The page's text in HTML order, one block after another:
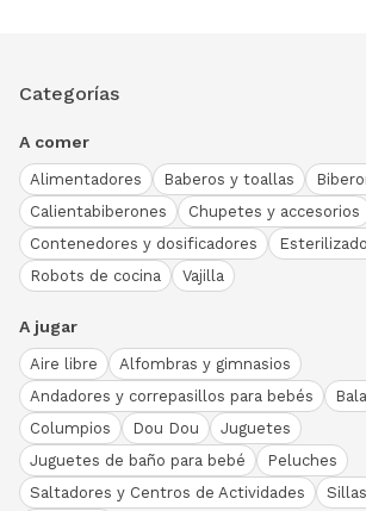
Categorías
A comer
Alimentadores Baberos y toallas
Calientabiberones
Chupetes y accesorios
Contenedores y dosificadores
Robots de cocina
Vajilla
A jugar
Aire libre
Alfombras y gimnasios
Andadores y correpasillos para bebés
Columpios
Dou Dou
Juguetes
Juguetes de baño para bebé
Peluches
Saltadores y Centros de Actividades